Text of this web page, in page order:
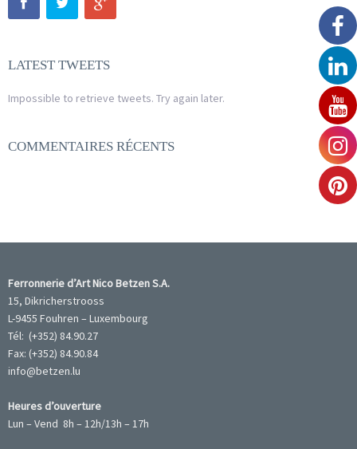
LATEST TWEETS
Impossible to retrieve tweets. Try again later.
COMMENTAIRES RÉCENTS
Ferronnerie d’Art Nico Betzen S.A.
15, Dikricherstrooss
L-9455 Fouhren – Luxembourg
Tél: (+352) 84.90.27
Fax: (+352) 84.90.84
info@betzen.lu
Heures d’ouverture
Lun – Vend 8h – 12h/13h – 17h